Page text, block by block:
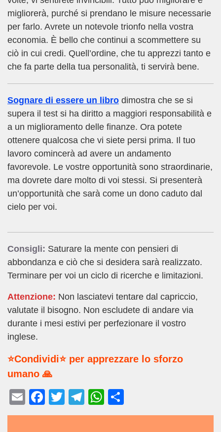
migliorerà, purché si prendano le misure necessarie
per farlo. Avrete un notevole trionfo nella vostra
economia. È bello che continui a scommettere su
ciò in cui credi. Quell’ordine, che tu apprezzi tanto e
che fa parte della tua personalità, ti servirà bene.
Sognare di essere un libro dimostra che se si
supera il test si ha diritto a maggiori responsabilità e
a un miglioramento delle finanze. Ora potete
ottenere qualcosa che vi siete persi prima. Il tuo
lavoro comincerà ad avere un andamento
favorevole. Le vostre opportunità sono straordinarie,
ma dovrete dare molto di voi stessi. Si presenterà
un’opportunità che sarà come un dono caduto dal
cielo per voi.
Consigli: Saturare la mente con pensieri di
abbondanza e ciò che si desidera sarà realizzato.
Terminare per voi un ciclo di ricerche e limitazioni.
Attenzione: Non lasciatevi tentare dal capriccio,
valutate il bisogno. Non escludete di andare via
durante i mesi estivi per perfezionare il vostro
inglese.
⭐Condividi⭐ per apprezzare lo sforzo
umano 🙏
E
m
F
a
T
wi
T
el
W
h
o